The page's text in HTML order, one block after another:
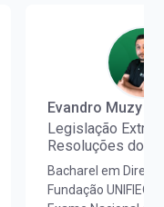
Evandro Muzy
Legislação
Resoluções do
Bacharel em Direito
Fundação UNIFIEO